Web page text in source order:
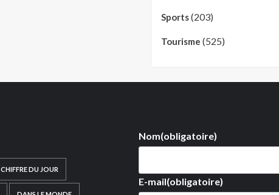
Sports(203)
Tourisme (525)
CHIFFRE DU JOUR
Nom(obligatoire)
E-mail(obligatoire)